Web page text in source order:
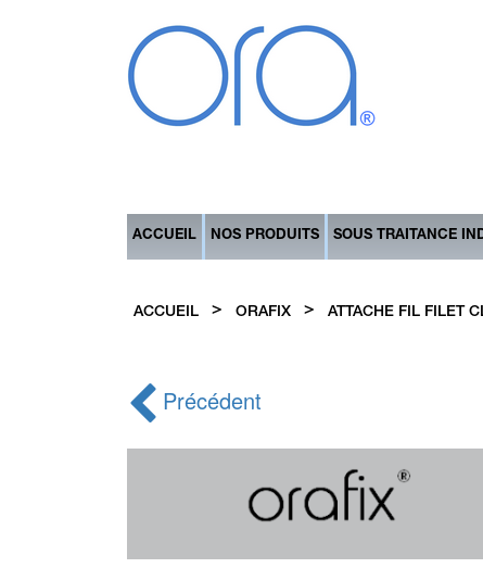
ACCUEIL NOS PRODUITS SOUS TRAITANCE
ACCUEIL > ORAFIX > ATTACHE FIL FILET
Précédent